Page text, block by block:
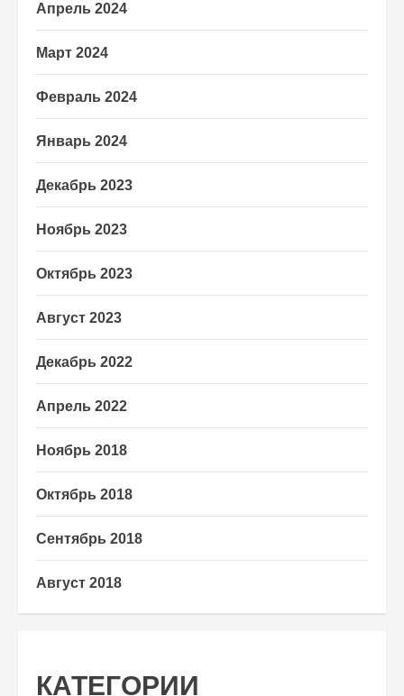
Апрель 2024
Март 2024
Февраль 2024
Январь 2024
Декабрь 2023
Ноябрь 2023
Октябрь 2023
Август 2023
Декабрь 2022
Апрель 2022
Ноябрь 2018
Октябрь 2018
Сентябрь 2018
Август 2018
КАТЕГОРИИ